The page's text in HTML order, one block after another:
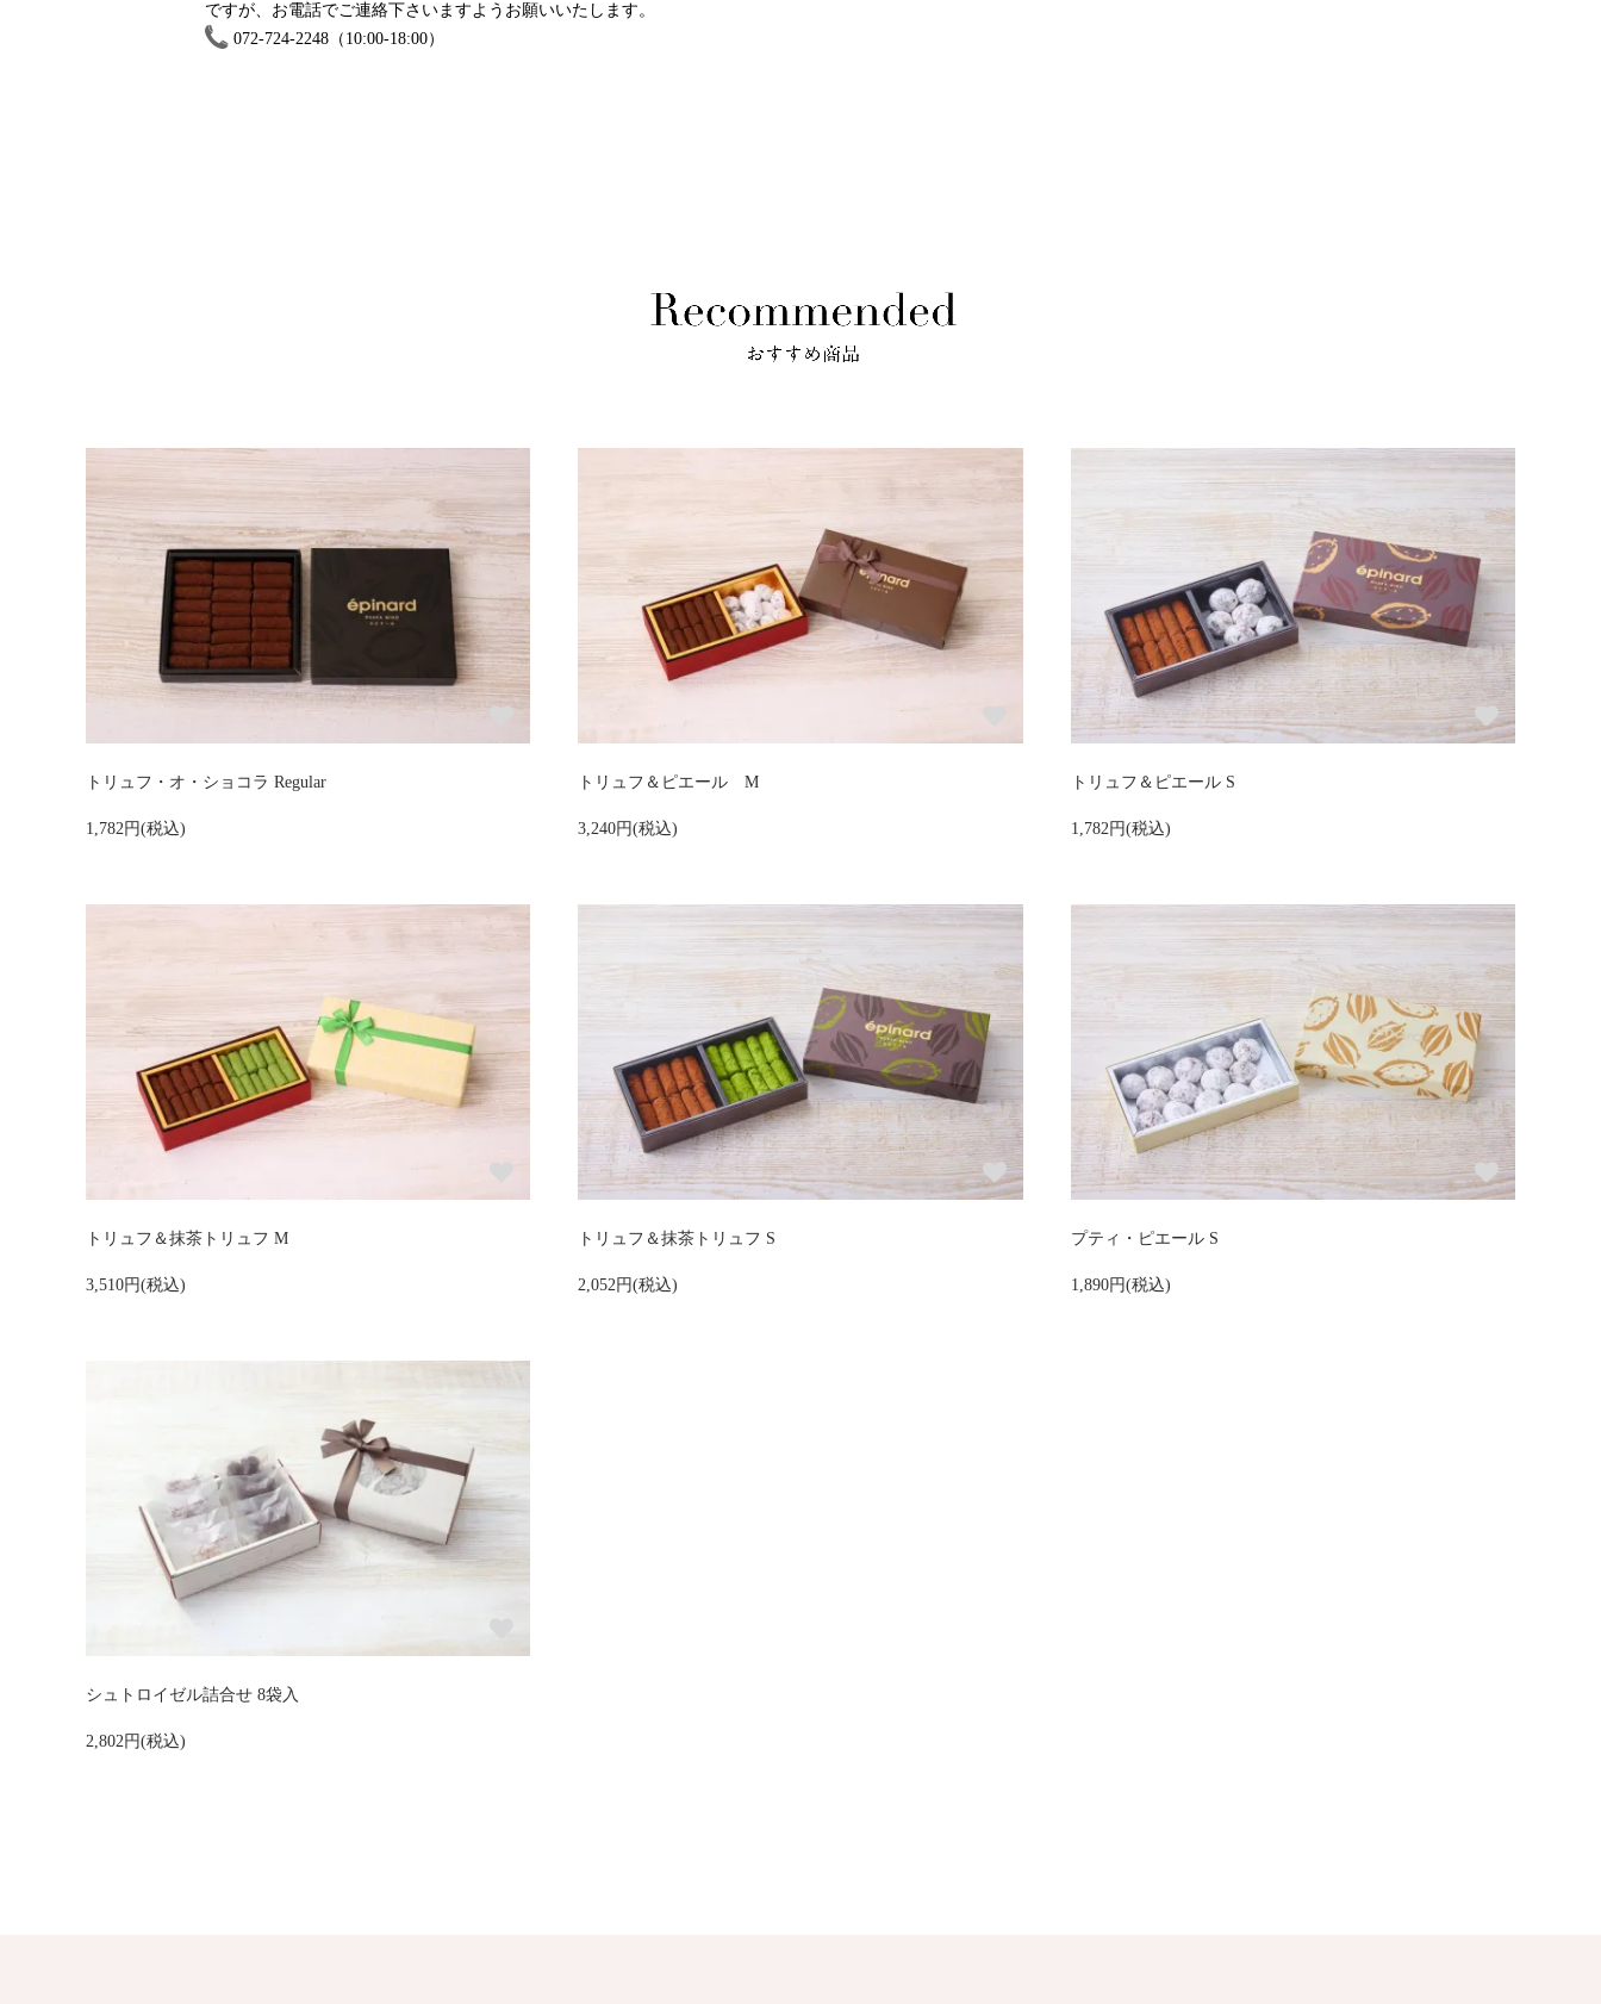
ですが、お電話でご連絡下さいますようお願いいたします。
072-724-2248（10:00-18:00）
トリュフ・オ・ショコラ Regular
1,782円(税込)
トリュフ＆ピエール M
3,240円(税込)
トリュフ＆ピエール S
1,782円(税込)
トリュフ＆抹茶トリュフ M
3,510円(税込)
トリュフ＆抹茶トリュフ S
2,052円(税込)
プティ・ピエール S
1,890円(税込)
シュトロイゼル詰合せ 8袋入
2,802円(税込)